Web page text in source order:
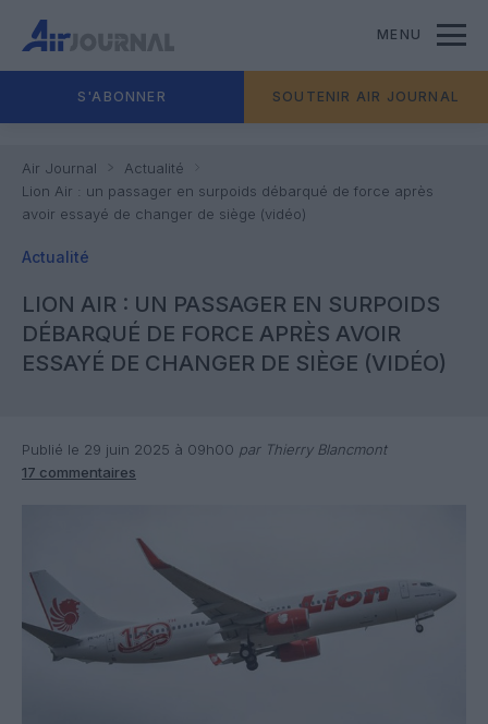
MENU
S'ABONNER SOUTENIR AIR JOURNAL
Air Journal
Actualité
Lion Air : un passager en surpoids débarqué de force après
avoir essayé de changer de siège (vidéo)
Actualité
LION AIR : UN PASSAGER EN SURPOIDS
DÉBARQUÉ DE FORCE APRÈS AVOIR
ESSAYÉ DE CHANGER DE SIÈGE (VIDÉO)
Publié le 29 juin 2025 à 09h00 par Thierry Blancmont
17 commentaires